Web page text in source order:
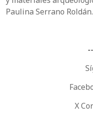
Paulina Serrano Roldán.
X